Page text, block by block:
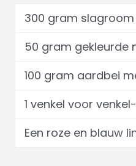
300 gram
50 gram gekleurde
100 gram aardbei
1 venkel voor
Een roze en blauw